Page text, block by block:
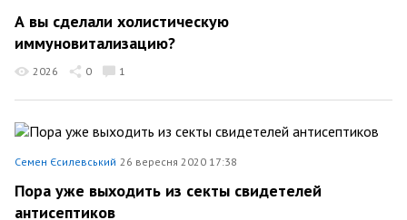
А вы сделали холистическую
иммуновитализацию?
2026 0 1
Семен Єсилевський 26 вересня 2020 17:38
Пора уже выходить из секты свидетелей
антисептиков